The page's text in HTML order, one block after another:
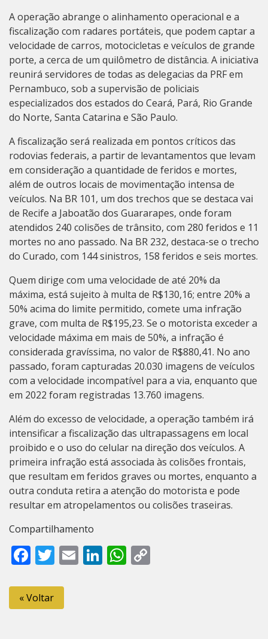
A operação abrange o alinhamento operacional e a
fiscalização com radares portáteis, que podem captar a
velocidade de carros, motocicletas e veículos de grande
porte, a cerca de um quilômetro de distância. A iniciativa
reunirá servidores de todas as delegacias da PRF em
Pernambuco, sob a supervisão de policiais
especializados dos estados do Ceará, Pará, Rio Grande
do Norte, Santa Catarina e São Paulo.
A fiscalização será realizada em pontos críticos das
rodovias federais, a partir de levantamentos que levam
em consideração a quantidade de feridos e mortes,
além de outros locais de movimentação intensa de
veículos. Na BR 101, um dos trechos que se destaca vai
de Recife a Jaboatão dos Guararapes, onde foram
atendidos 240 colisões de trânsito, com 280 feridos e 11
mortes no ano passado. Na BR 232, destaca-se o trecho
do Curado, com 144 sinistros, 158 feridos e seis mortes.
Quem dirige com uma velocidade de até 20% da
máxima, está sujeito à multa de R$130,16; entre 20% a
50% acima do limite permitido, comete uma infração
grave, com multa de R$195,23. Se o motorista exceder a
velocidade máxima em mais de 50%, a infração é
considerada gravíssima, no valor de R$880,41. No ano
passado, foram capturadas 20.030 imagens de veículos
com a velocidade incompatível para a via, enquanto que
em 2022 foram registradas 13.760 imagens.
Além do excesso de velocidade, a operação também irá
intensificar a fiscalização das ultrapassagens em local
proibido e o uso do celular na direção dos veículos. A
primeira infração está associada às colisões frontais,
que resultam em feridos graves ou mortes, enquanto a
outra conduta retira a atenção do motorista e pode
resultar em atropelamentos ou colisões traseiras.
Compartilhamento
Facebook
Twitter
EmailLinkedIn
WhatsApp
« Voltar